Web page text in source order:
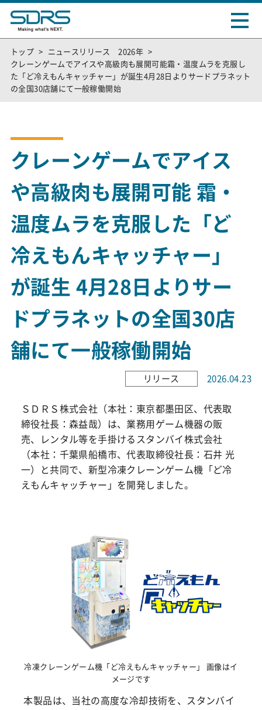
トップ
ニュースリリース 2026年
クレーンゲームでアイスや高級肉も展開可能霜・温度ムラを克服し
た「ど冷えもんキャッチャー」が誕生4月28日よりサードプラネット
の全国30店舗にて一般稼働開始
クレーンゲームでアイス
や高級肉も展開可能 霜・
温度ムラを克服した「ど
冷えもんキャッチャー」
が誕生 4月28日よりサー
ドプラネットの全国30店
舗にて一般稼働開始
リリース 2026.04.23
ＳＤＲＳ株式会社（本社：東京都墨田区、代表取
締役社長：森益哉）は、業務用ゲーム機器の販
売、レンタル等を手掛けるスタンバイ株式会社
（本社：千葉県船橋市、代表取締役社長：石井 光
一）と共同で、新型冷凍クレーンゲーム機「ど冷
えもんキャッチャー」を開発しました。
冷凍クレーンゲーム機「ど冷えもんキャッチャー」 画像はイ
メージです
本製品は、当社の高度な冷却技術を、スタンバイ